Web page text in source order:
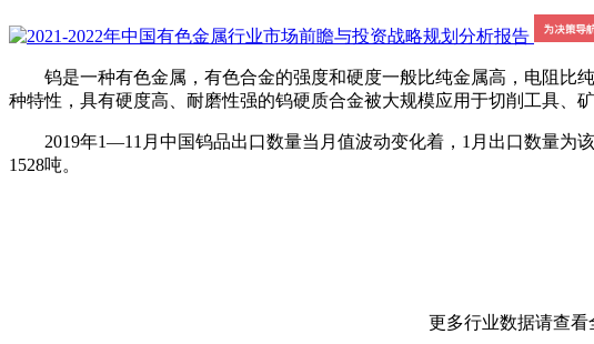
钨是一种有色金属，有色合金的强度和硬度一般比纯金属高，电阻比
种特性，具有硬度高、耐磨性强的钨硬质合金被大规模应用于切削工具、
2019年1—11月中国钨品出口数量当月值波动变化着，1月出口数量为该
1528吨。
更多行业数据请查看全